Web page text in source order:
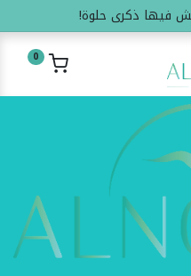
فيها ذكرى حلوة!
0